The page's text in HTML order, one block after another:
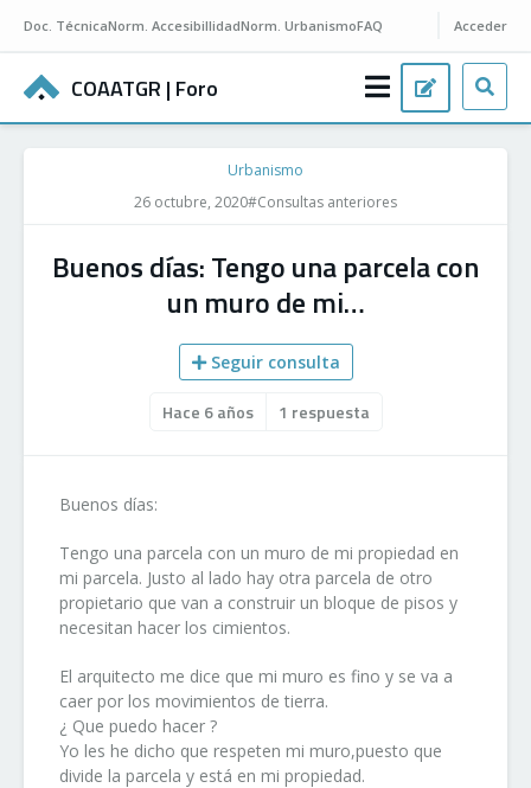
Doc. TécnicaNorm. AccesibillidadNorm. UrbanismoFAQ Acceder
COAATGR | Foro
Urbanismo
26 octubre, 2020#Consultas anteriores
Buenos días: Tengo una parcela con
un muro de mi…
Seguir consulta
Hace 6 años 1 respuesta
Buenos días:
Tengo una parcela con un muro de mi propiedad en
mi parcela. Justo al lado hay otra parcela de otro
propietario que van a construir un bloque de pisos y
necesitan hacer los cimientos.
El arquitecto me dice que mi muro es fino y se va a
caer por los movimientos de tierra.
¿ Que puedo hacer ?
Yo les he dicho que respeten mi muro,puesto que
divide la parcela y está en mi propiedad.